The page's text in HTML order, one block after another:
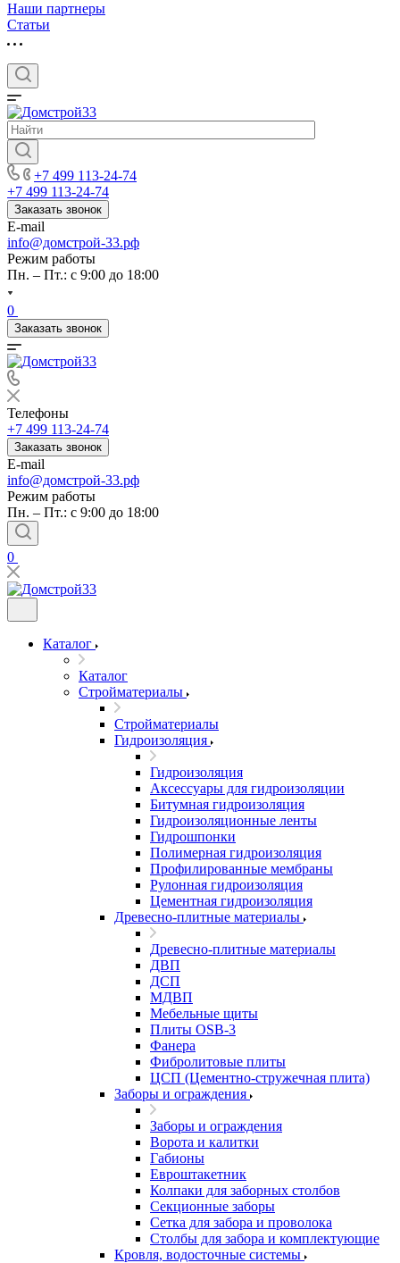
Наши партнеры
Статьи
+7 499 113-24-74
+7 499 113-24-74
Заказать звонок
E-mail
info@домстрой-33.рф
Режим работы
Пн. – Пт.: с 9:00 до 18:00
0
Заказать звонок
Телефоны
+7 499 113-24-74
Заказать звонок
E-mail
info@домстрой-33.рф
Режим работы
Пн. – Пт.: с 9:00 до 18:00
0
Каталог
Каталог
Стройматериалы
Стройматериалы
Гидроизоляция
Гидроизоляция
Аксессуары для гидроизоляции
Битумная гидроизоляция
Гидроизоляционные ленты
Гидрошпонки
Полимерная гидроизоляция
Профилированные мембраны
Рулонная гидроизоляция
Цементная гидроизоляция
Древесно-плитные материалы
Древесно-плитные материалы
ДВП
ДСП
МДВП
Мебельные щиты
Плиты OSB-3
Фанера
Фибролитовые плиты
ЦСП (Цементно-стружечная плита)
Заборы и ограждения
Заборы и ограждения
Ворота и калитки
Габионы
Евроштакетник
Колпаки для заборных столбов
Секционные заборы
Сетка для забора и проволока
Столбы для забора и комплектующие
Кровля, водосточные системы